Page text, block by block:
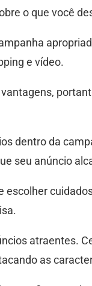
o que você
e vídeo.
dentro da
seu anúncio
escolher
atraentes.
as